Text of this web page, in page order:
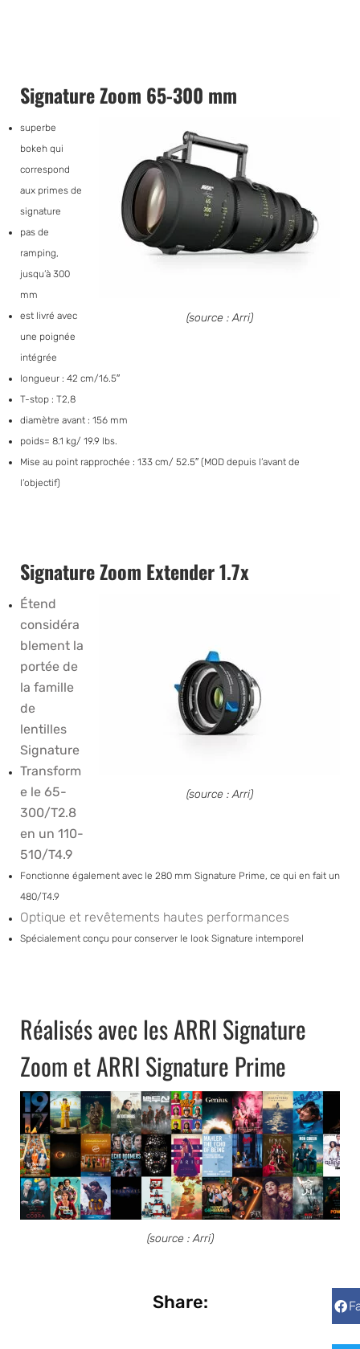
Signature Zoom 65-300 mm
(source : Arri)
superbe
bokeh qui
correspond
aux primes de
signature
pas de
ramping,
jusqu’à 300
mm
est livré avec
une poignée
intégrée
longueur : 42 cm/16.5″
T-stop : T2,8
diamètre avant : 156 mm
poids= 8.1 kg/ 19.9 lbs.
Mise au point rapprochée : 133 cm/ 52.5″ (MOD depuis l’avant de
l’objectif)
Signature Zoom Extender 1.7x
(source : Arri)
Étend
considéra
blement la
portée de
la famille
de
lentilles
Signature
Transform
e le 65-
300/T2.8
en un 110-
510/T4.9
Fonctionne également avec le 280 mm Signature Prime, ce qui en fait un
480/T4.9
Optique et revêtements hautes performances
Spécialement conçu pour conserver le look Signature intemporel
Réalisés avec les ARRI Signature
Zoom et ARRI Signature Prime
(source : Arri)
Share: